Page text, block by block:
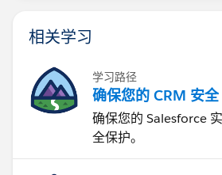
相关学习
学习路径
确保您的 CRM 安全
确保您的 Salesforce
全保护。